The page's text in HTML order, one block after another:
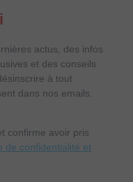
actus, des infos
et des conseils
à tout
dans nos emails.
confirme avoir pris
de confidentialité et